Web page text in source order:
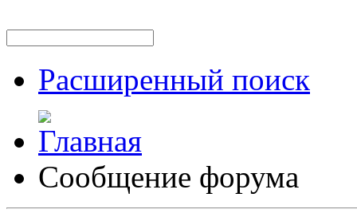
Расширенный поиск
Сообщение форума